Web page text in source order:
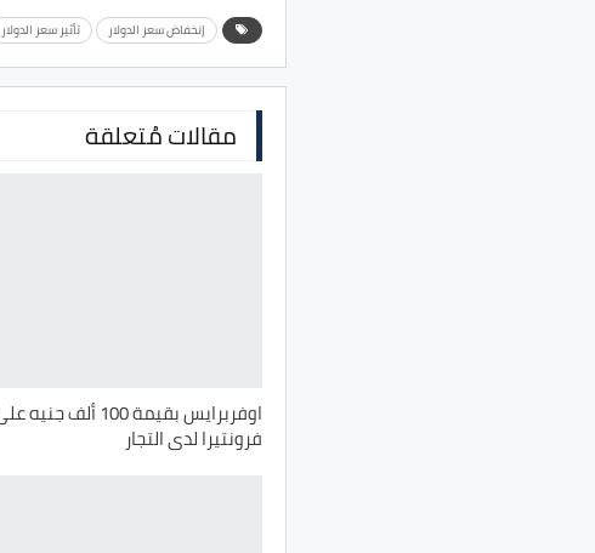
إنخفاض سعر الدولار تأثير سعر الدولار
مقالات مُتعلقة
اوفربرايس بقيمة 100 ألف
فرونتيرا لدى التجار